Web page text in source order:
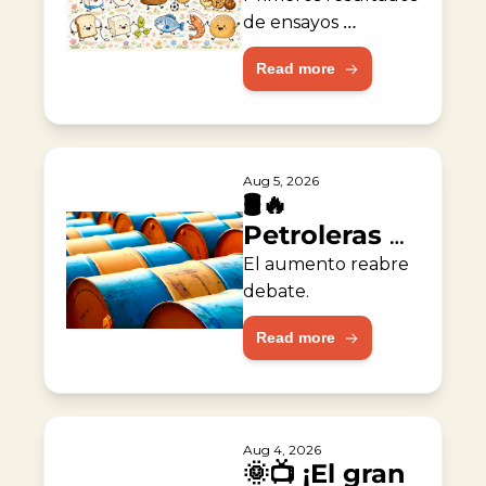
alergia al
maní
de ensayos
muestran
resultados
Read more
Aug 5, 2026
🛢️🔥
Petroleras
duplican
ganancias
durante la
guerra
El aumento reabre
debate.
Read more
Aug 4, 2026
🌞📺 ¡El gran